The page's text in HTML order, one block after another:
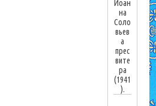
Иоан
на
Соло
вьев
а
прес
вите
ра
(1941
).